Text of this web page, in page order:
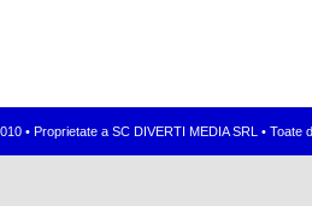
• Proprietate a SC DIVERTI MEDIA SRL •